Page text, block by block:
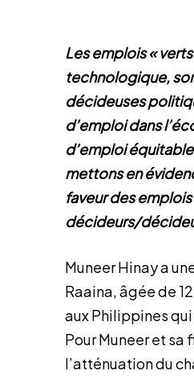
Les emplois «
technologique,
décideuses
d’emploi dans
d’emploi
mettons en
faveur des
décideurs/
Muneer Hinay a
Raaina, âgée de
aux Philippines
Pour Muneer et
l’atténuation du